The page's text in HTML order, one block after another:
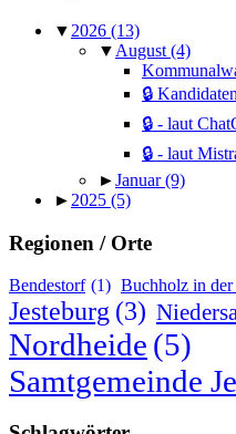
▼ 2026 (13)
▼ August (4)
🔒
🔒 - laut
🔒 - laut
►Januar(9)
► 2025 (5)
Regionen / Orte
Bendestorf (1) Buchholz in
Jesteburg (3)
Nordheide (5)
Samtgemeinde